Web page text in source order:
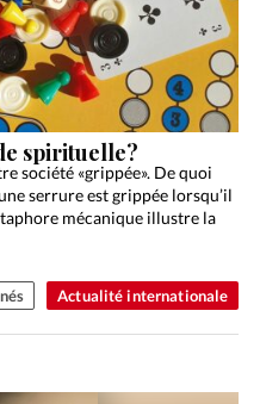
Actualité internationale
spirituelle?
société «grippée». De quoi
serrure est grippée lorsqu’il
mécanique illustre la